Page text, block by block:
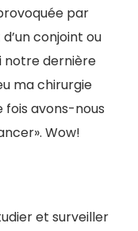
par
conjoint ou
notre dernière
ma chirurgie
fois avons-nous
Wow!
et surveiller